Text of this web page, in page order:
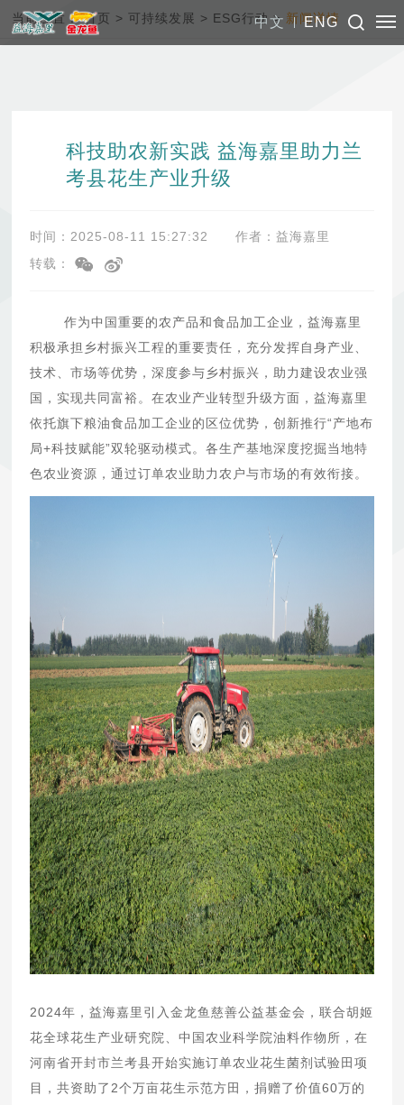
中文 ENG
当前位置：首页 > 可持续发展 > ESG行动 > 新闻详情
科技助农新实践 益海嘉里助力兰
考县花生产业升级
时间：2025-08-11 15:27:32
作者：益海嘉里
转载：
作为中国重要的农产品和食品加工企业，益海嘉里
积极承担乡村振兴工程的重要责任，充分发挥自身产业、
技术、市场等优势，深度参与乡村振兴，助力建设农业强
国，实现共同富裕。在农业产业转型升级方面，益海嘉里
依托旗下粮油食品加工企业的区位优势，创新推行“产地布
局+科技赋能”双轮驱动模式。各生产基地深度挖掘当地特
色农业资源，通过订单农业助力农户与市场的有效衔接。
2024年，益海嘉里引入金龙鱼慈善公益基金会，联合胡姬
花全球花生产业研究院、中国农业科学院油料作物所，在
河南省开封市兰考县开始实施订单农业花生菌剂试验田项
目，共资助了2个万亩花生示范方田，捐赠了价值60万的